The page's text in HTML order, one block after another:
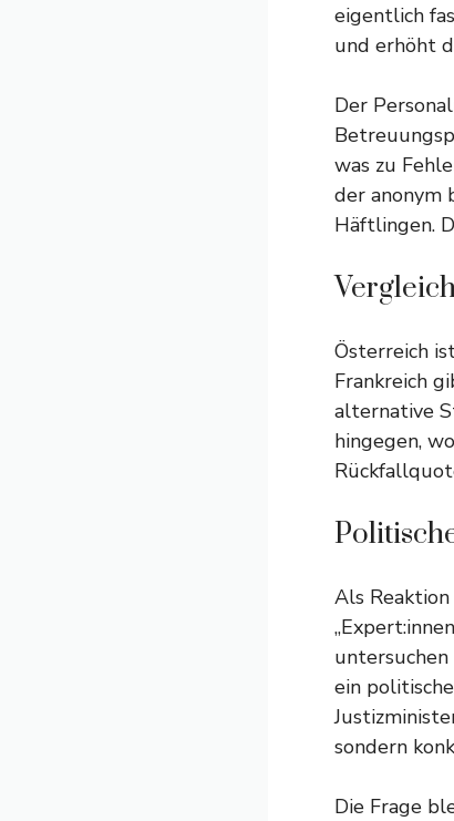
eigentlich
und erhöht
Der
was zu
der anonym
Häftlingen.
Österreich
Frankreich
alternative
hingegen,
Als
ein
sondern
Die Frage